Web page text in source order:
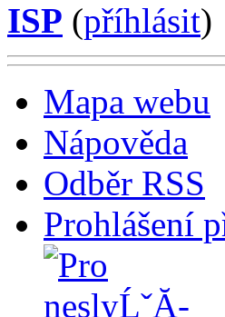
ISP (příhlásit)
Mapa webu
Nápověda
Odběr RSS
Prohlášení